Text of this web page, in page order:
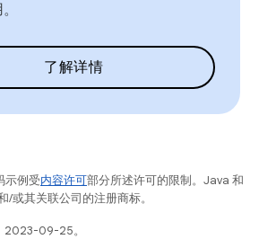
了解详情
示例受内容许可部分所述许可的限制。Java 和
或其关联公司的注册商标。
2023-09-25。